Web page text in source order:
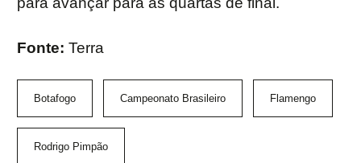
Fonte: Terra
Botafogo Campeonato Brasileiro Flamengo
Rodrigo Pimpão